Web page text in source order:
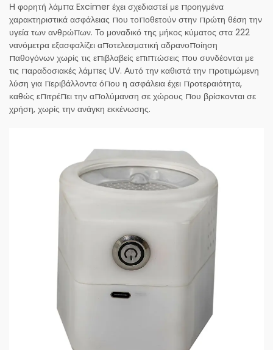
Η φορητή λάμπα Excimer έχει σχεδιαστεί με προηγμένα
χαρακτηριστικά ασφάλειας που τοποθετούν στην πρώτη θέση την
υγεία των ανθρώπων. Το μοναδικό της μήκος κύματος στα 222
νανόμετρα εξασφαλίζει αποτελεσματική αδρανοποίηση
παθογόνων χωρίς τις επιβλαβείς επιπτώσεις που συνδέονται με
τις παραδοσιακές λάμπες UV. Αυτό την καθιστά την προτιμώμενη
λύση για περιβάλλοντα όπου η ασφάλεια έχει προτεραιότητα,
καθώς επιτρέπει την απολύμανση σε χώρους που βρίσκονται σε
χρήση, χωρίς την ανάγκη εκκένωσης.